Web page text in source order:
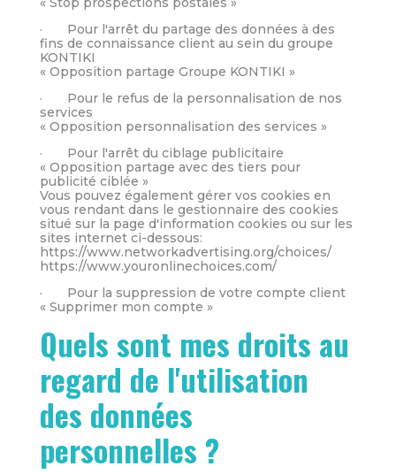
· Pour l'arrêt du partage des données à des
fins de connaissance client au sein du groupe
KONTIKI
« Opposition partage Groupe KONTIKI »
· Pour le refus de la personnalisation de nos
services
« Opposition personnalisation des services »
· Pour l'arrêt du ciblage publicitaire
« Opposition partage avec des tiers pour
publicité ciblée »
Vous pouvez également gérer vos cookies en
vous rendant dans le gestionnaire des cookies
situé sur la page d'information cookies ou sur les
sites internet ci-dessous:
https://www.networkadvertising.org/choices/
https://www.youronlinechoices.com/
· Pour la suppression de votre compte client
« Supprimer mon compte »
Quels sont mes droits au
regard de l'utilisation
des données
personnelles ?